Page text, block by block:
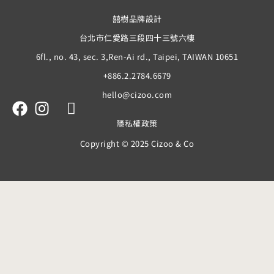
囍樹品牌設計
台北市仁愛路三段四十三號六樓
6fl., no. 43, sec. 3,Ren-Ai rd., Taipei, TAIWAN 10651
+886.2.2784.6679
hello@cizoo.com
隱私權政策
Copyright © 2025 Cizoo & Co